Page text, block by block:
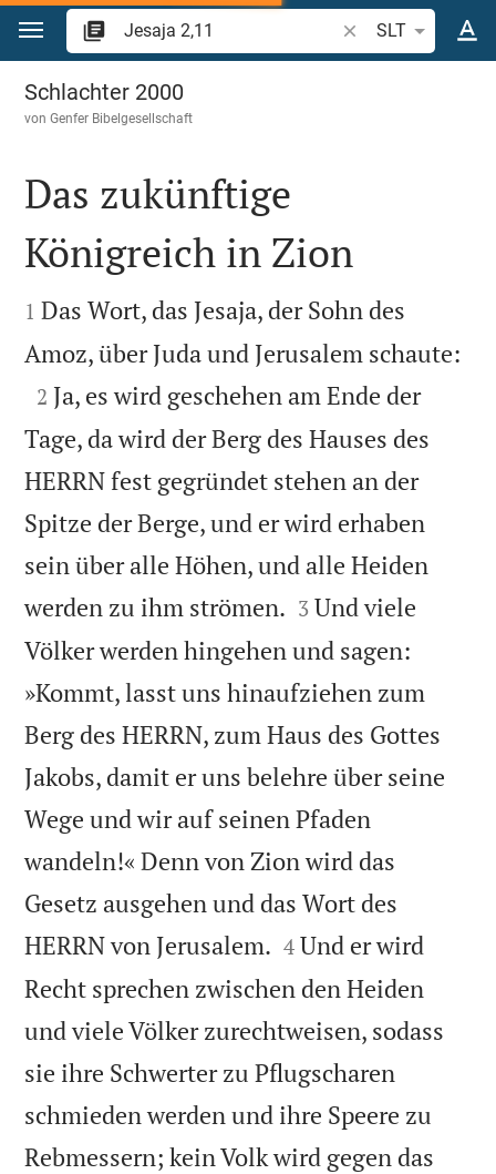
Zum Inhalt springen
Bibelstelle oder
SLT
Jesaja 2
Schlachter 2000
vonGenfer Bibelgesellschaft

Das zukünftige
Königreich in Zion

1 Das Wort, das Jesaja, der Sohn des
Amoz, über Juda und Jerusalem schaute:

2 Ja, es wird geschehen am Ende der
Tage, da wird der Berg des Hauses des
HERRN fest gegründet stehen an der
Spitze der Berge, und er wird erhaben
sein über alle Höhen, und alle Heiden
werden zu ihm strömen. 

3 Und viele
Völker werden hingehen und sagen:
»Kommt, lasst uns hinaufziehen zum
Berg des HERRN, zum Haus des Gottes
Jakobs, damit er uns belehre über seine
Wege und wir auf seinen Pfaden
wandeln!« Denn von Zion wird das
Gesetz ausgehen und das Wort des
HERRN von Jerusalem. 

4 Und er wird
Recht sprechen zwischen den Heiden
und viele Völker zurechtweisen, sodass
sie ihre Schwerter zu Pflugscharen
schmieden werden und ihre Speere zu
Rebmessern; kein Volk wird gegen das